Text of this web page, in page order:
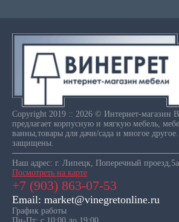
Copyright 2019 :: 2026 © Интернет-магазин
предлагает корпусную и мягкую мебель,
ванны,товары для дачи/сада и многое
защищены.
Наш адрес: г. Липецк, Поперечный проезд,5а.
Посмотреть на карте
+7 (903) 863-07-53
Email: market@vinegretonline.ru
График работы